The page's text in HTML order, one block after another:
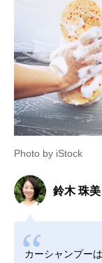
Photo by iStock
鈴木 珠
カーシャンプー